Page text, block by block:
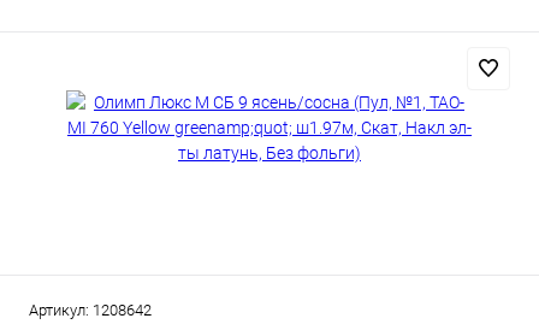
Артикул: 1208642